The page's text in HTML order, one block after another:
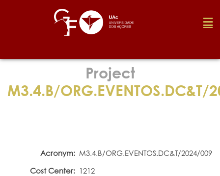
Foundation
Media
Project
M3.4.B/ORG.EVENTOS.DC&T/
Acronym: M3.4.B/ORG.EVENTOS.DC&T/2024/009
Cost Center: 1212